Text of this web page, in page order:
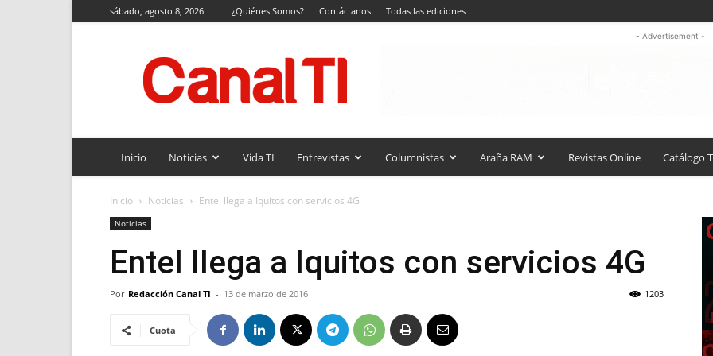
sábado, agosto 8, 2026 ¿Quiénes Somos? Contáctanos Todas las ediciones
TI
- Advertisement -
Inicio Noticias Vida TI Entrevistas Columnistas Araña RAM Revistas Online Catálogo
Inicio Noticias Entel llega a Iquitos con servicios 4G
Noticias
Entel llega a Iquitos con servicios 4G
Por Redacción Canal TI - 13 de marzo de 2016 1203
Cuota